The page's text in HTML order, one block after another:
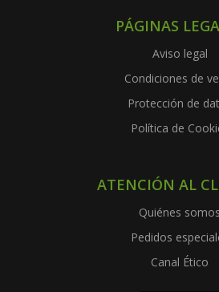
PÁGINAS
Aviso legal
Condiciones de
Protección de
Política de
ATENCIÓN AL
Quiénes somos
Pedidos
Canal Ético